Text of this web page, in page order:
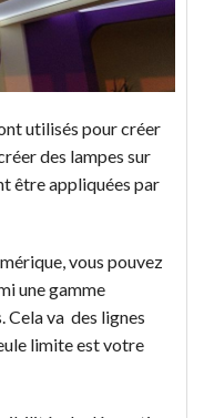
utilisés pour créer
des lampes sur
être appliquées par
vous pouvez
une gamme
va des lignes
limite est votre